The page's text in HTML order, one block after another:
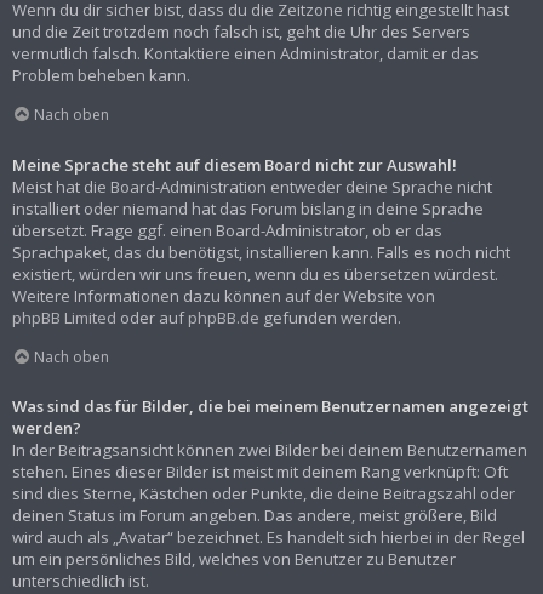
Wenn du dir sicher bist, dass du die Zeitzone richtig eingestellt hast
und die Zeit trotzdem noch falsch ist, geht die Uhr des Servers
vermutlich falsch. Kontaktiere einen Administrator, damit er das
Problem beheben kann.
Nach oben
Meine Sprache steht auf diesem Board nicht zur Auswahl!
Meist hat die Board-Administration entweder deine Sprache nicht
installiert oder niemand hat das Forum bislang in deine Sprache
übersetzt. Frage ggf. einen Board-Administrator, ob er das
Sprachpaket, das du benötigst, installieren kann. Falls es noch nicht
existiert, würden wir uns freuen, wenn du es übersetzen würdest.
Weitere Informationen dazu können auf der Website von
phpBB Limited oder aufphpBB.de gefunden werden.
Nach oben
Was sind das für Bilder, die bei meinem Benutzernamen angezeigt
werden?
In der Beitragsansicht können zwei Bilder bei deinem Benutzernamen
stehen. Eines dieser Bilder ist meist mit deinem Rang verknüpft: Oft
sind dies Sterne, Kästchen oder Punkte, die deine Beitragszahl oder
deinen Status im Forum angeben. Das andere, meist größere, Bild
wird auch als „Avatar“ bezeichnet. Es handelt sich hierbei in der Regel
um ein persönliches Bild, welches von Benutzer zu Benutzer
unterschiedlich ist.